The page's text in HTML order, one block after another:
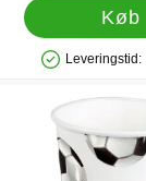
Køb
Leveringstid:
Markér